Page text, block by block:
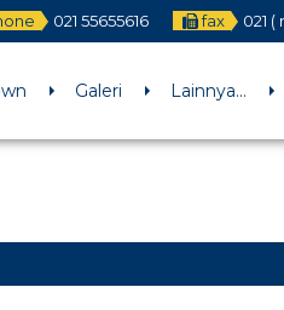
021 55655616 fax 021 (
Galeri Lainnya…